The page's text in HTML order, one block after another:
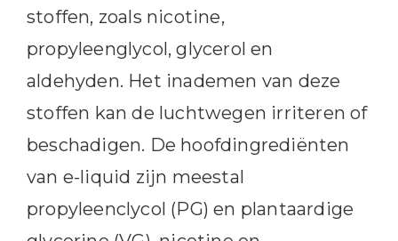
stoffen, zoals nicotine,
propyleenglycol, glycerol en
aldehyden. Het inademen van deze
stoffen kan de luchtwegen irriteren of
beschadigen. De hoofdingrediënten
van e-liquid zijn meestal
propyleenclycol (PG) en plantaardige